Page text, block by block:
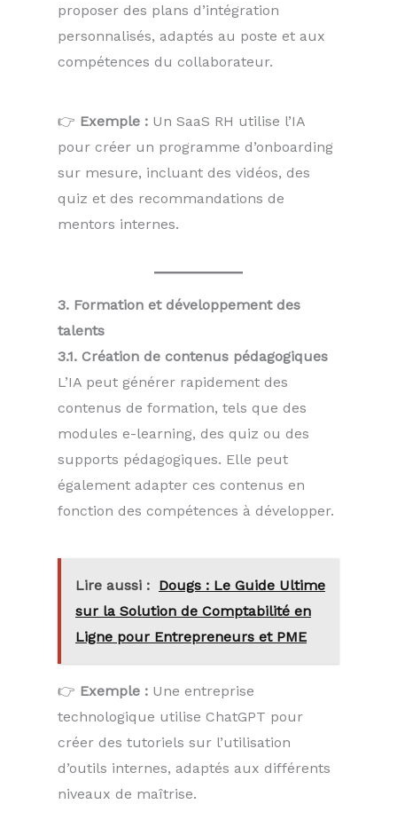
proposer des plans d’intégration
personnalisés, adaptés au poste et aux
compétences du collaborateur.
👉 Exemple : Un SaaS RH utilise l’IA
pour créer un programme d’onboarding
sur mesure, incluant des vidéos, des
quiz et des recommandations de
mentors internes.
3. Formation et développement des
talents
3.1. Création de contenus pédagogiques
L’IA peut générer rapidement des
contenus de formation, tels que des
modules e-learning, des quiz ou des
supports pédagogiques. Elle peut
également adapter ces contenus en
fonction des compétences à développer.
Lire aussi : Dougs : Le Guide Ultime
sur la Solution de Comptabilité en
Ligne pour Entrepreneurs et PME
👉 Exemple : Une entreprise
technologique utilise ChatGPT pour
créer des tutoriels sur l’utilisation
d’outils internes, adaptés aux différents
niveaux de maîtrise.